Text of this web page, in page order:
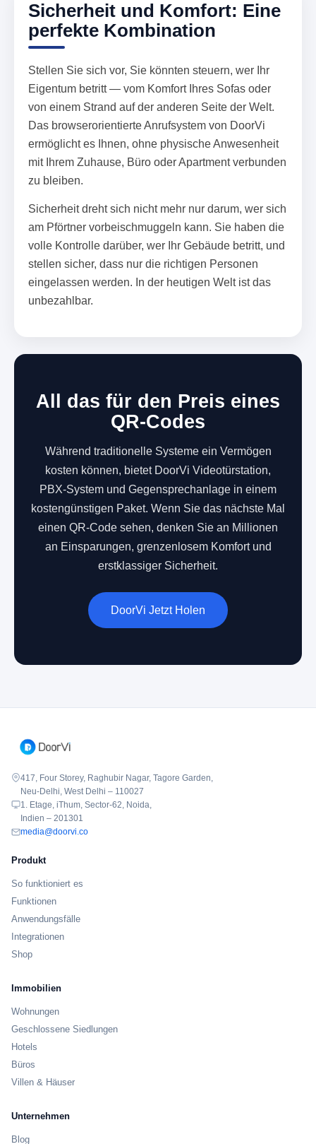
Sicherheit und Komfort: Eine
perfekte Kombination
Stellen Sie sich vor, Sie könnten steuern, wer Ihr
Eigentum betritt — vom Komfort Ihres Sofas oder
von einem Strand auf der anderen Seite der Welt.
Das browserorientierte Anrufsystem von DoorVi
ermöglicht es Ihnen, ohne physische Anwesenheit
mit Ihrem Zuhause, Büro oder Apartment verbunden
zu bleiben.
Sicherheit dreht sich nicht mehr nur darum, wer sich
am Pförtner vorbeischmuggeln kann. Sie haben die
volle Kontrolle darüber, wer Ihr Gebäude betritt, und
stellen sicher, dass nur die richtigen Personen
eingelassen werden. In der heutigen Welt ist das
unbezahlbar.
All das für den Preis eines
QR-Codes
Während traditionelle Systeme ein Vermögen
kosten können, bietet DoorVi Videotürstation,
PBX-System und Gegensprechanlage in einem
kostengünstigen Paket. Wenn Sie das nächste Mal
einen QR-Code sehen, denken Sie an Millionen
an Einsparungen, grenzenlosem Komfort und
erstklassiger Sicherheit.
DoorVi Jetzt Holen
417, Four Storey, Raghubir Nagar, Tagore Garden,
Neu-Delhi, West Delhi – 110027
1. Etage, iThum, Sector-62, Noida,
Indien – 201301
media@doorvi.co
Produkt
So funktioniert es
Funktionen
Anwendungsfälle
Integrationen
Shop
Immobilien
Wohnungen
Geschlossene Siedlungen
Hotels
Büros
Villen & Häuser
Unternehmen
Blog